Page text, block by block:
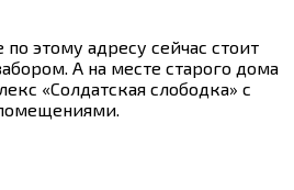
этому адресу сейчас стоит
А на месте старого дома
«Солдатская слободка» с